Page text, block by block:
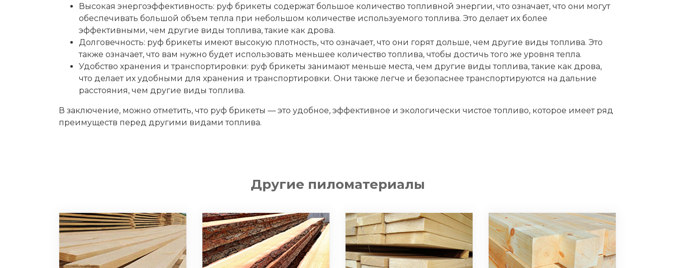
Высокая энергоэффективность: руф брикеты содержат большое количество топливной энергии, что означает, что они могут
обеспечивать большой объем тепла при небольшом количестве используемого топлива. Это делает их более
эффективными, чем другие виды топлива, такие как дрова.
Долговечность: руф брикеты имеют высокую плотность, что означает, что они горят дольше, чем другие виды топлива. Это
также означает, что вам нужно будет использовать меньшее количество топлива, чтобы достичь того же уровня тепла.
Удобство хранения и транспортировки: руф брикеты занимают меньше места, чем другие виды топлива, такие как дрова,
что делает их удобными для хранения и транспортировки. Они также легче и безопаснее транспортируются на дальние
расстояния, чем другие виды топлива.
В заключение, можно отметить, что руф брикеты — это удобное, эффективное и экологически чистое топливо, которое имеет ряд
преимуществ перед другими видами топлива.
Другие пиломатериалы